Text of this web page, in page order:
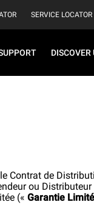
SERVICE LOCATOR
DISCOVER
Contrat de
ou
(« Garantie